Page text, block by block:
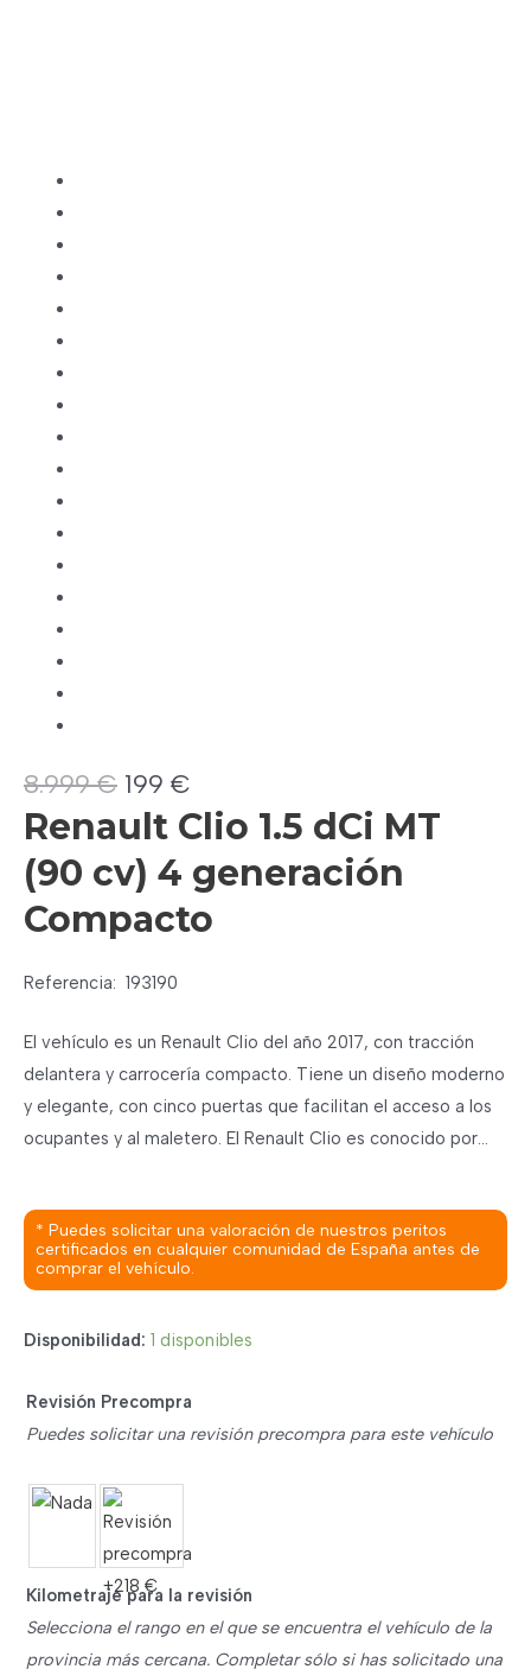
8.999€ El
precio
original
era:
8.999 €.
199 €
precio
actual
es:
199 €.
Renault Clio 1.5 dCi MT
(90 cv) 4 generación
Compacto
Referencia: 193190
El vehículo es un Renault Clio del año 2017, con tracción
delantera y carrocería compacto. Tiene un diseño moderno
y elegante, con cinco puertas que facilitan el acceso a los
ocupantes y al maletero. El Renault Clio es conocido por…
* Puedes solicitar una valoración de nuestros peritos
certificados en cualquier comunidad de España antes de
comprar el vehículo.
Disponibilidad: 1 disponibles
Revisión Precompra
Puedes solicitar una revisión precompra para este vehículo
Kilometraje para la revisión
Selecciona el rango en el que se encuentra el vehículo de la
provincia más cercana. Completar sólo si has solicitado una